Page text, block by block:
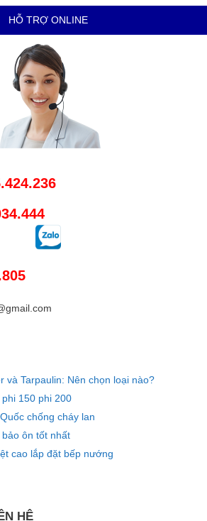
HỖ TRỢ ONLINE
và Tarpaulin: Nên chọn loại nào?
150 phi 200
chống cháy lan
ôn tốt nhất
cao lắp đặt bếp nướng
HỆ